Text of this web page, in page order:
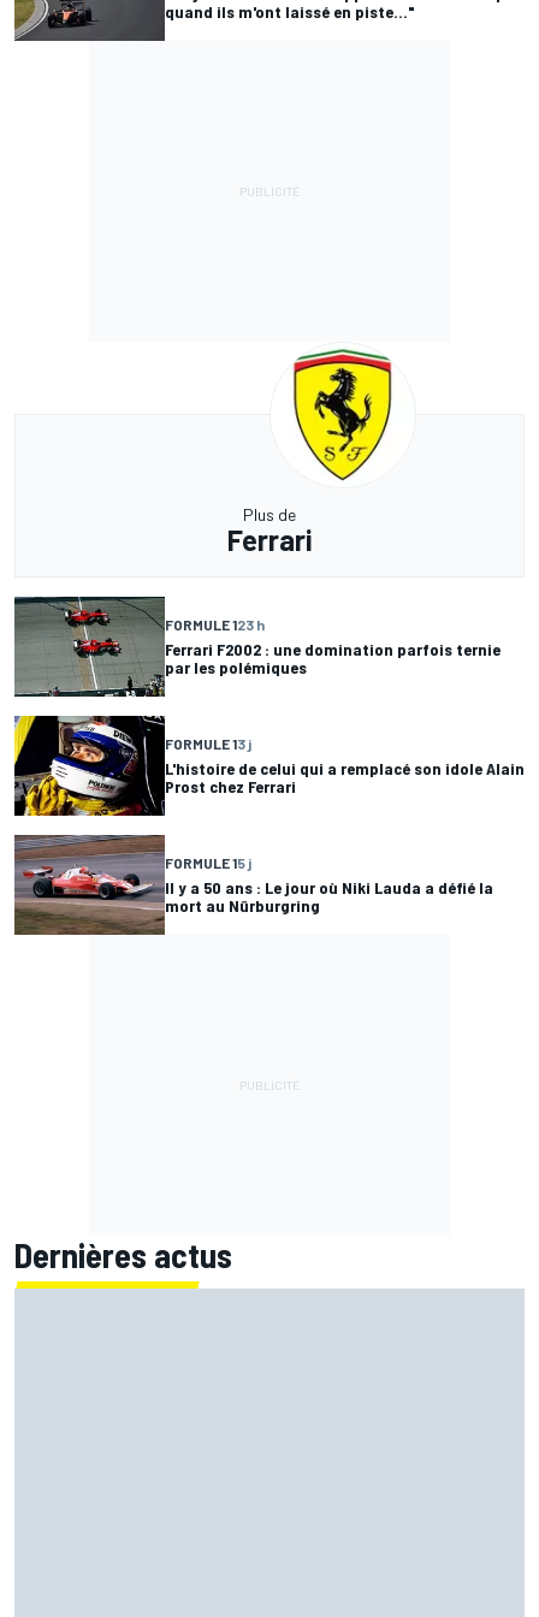
quand ils m'ont laissé en piste..."
Plus de
Ferrari
FORMULE 123 h
Ferrari F2002 : une domination parfois ternie
par les polémiques
FORMULE 13 j
L'histoire de celui qui a remplacé son idole Alain
Prost chez Ferrari
FORMULE 15 j
Il y a 50 ans : Le jour où Niki Lauda a défié la
mort au Nürburgring
Dernières actus